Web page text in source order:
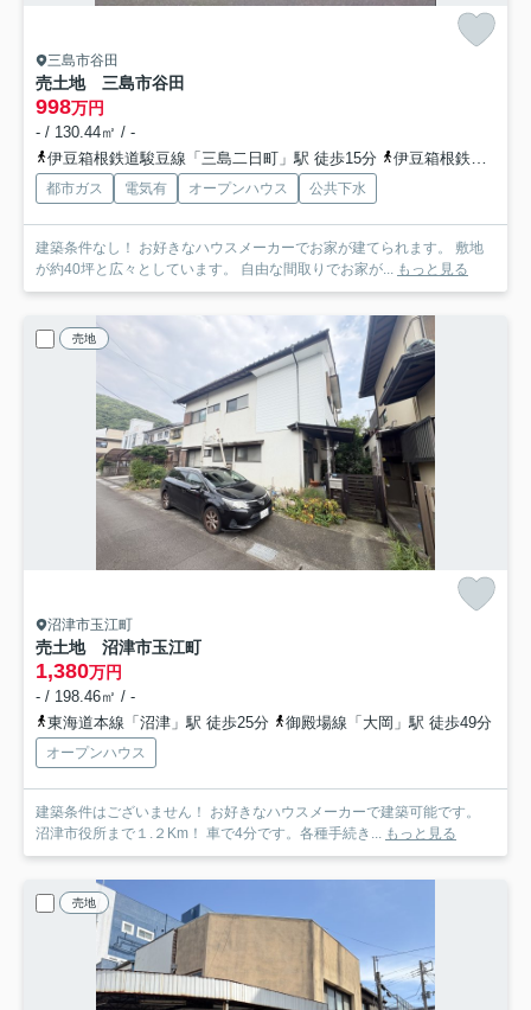
三島市谷田
売土地 三島市谷田
998万円
- / 130.44㎡ / -
伊豆箱根鉄道駿豆線「三島二日町」駅 徒歩15分
伊豆箱根鉄道駿豆線「三島田町」駅 徒歩20分
都市ガス 電気有 オープンハウス 公共下水
建築条件なし！ お好きなハウスメーカーでお家が建てられます。 敷地
が約40坪と広々としています。 自由な間取りでお家が... もっと見る
売地
沼津市玉江町
売土地 沼津市玉江町
1,380万円
- / 198.46㎡ / -
東海道本線「沼津」駅 徒歩25分
御殿場線「大岡」駅 徒歩49分
オープンハウス
建築条件はございません！ お好きなハウスメーカーで建築可能です。
沼津市役所まで１.２Km！ 車で4分です。各種手続き... もっと見る
売地